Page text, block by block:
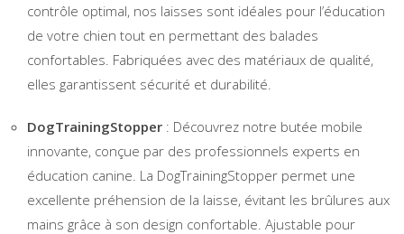
contrôle optimal, nos laisses sont idéales pour l’éducation
de votre chien tout en permettant des balades
confortables. Fabriquées avec des matériaux de qualité,
elles garantissent sécurité et durabilité.
DogTrainingStopper : Découvrez notre butée mobile
innovante, conçue par des professionnels experts en
éducation canine. La DogTrainingStopper permet une
excellente préhension de la laisse, évitant les brûlures aux
mains grâce à son design confortable. Ajustable pour